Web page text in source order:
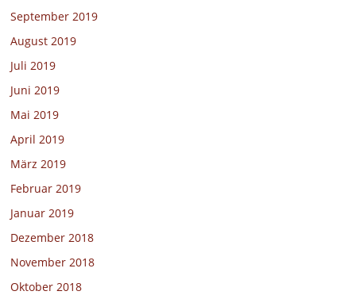
September 2019
August 2019
Juli 2019
Juni 2019
Mai 2019
April 2019
März 2019
Februar 2019
Januar 2019
Dezember 2018
November 2018
Oktober 2018